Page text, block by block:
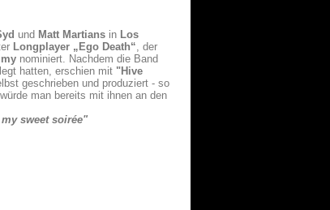
und Matt Martians in Los
Longplayer „Ego Death“, der
nominiert. Nachdem die Band
hatten, erschien mit "Hive
geschrieben und produziert - so
man bereits mit ihnen an den
sweet soirée"